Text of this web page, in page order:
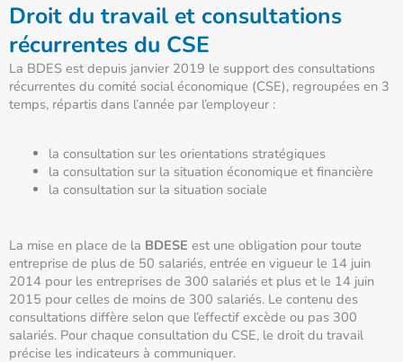
Droit du travail et consultations
récurrentes du CSE
La BDES est depuis janvier 2019 le support des consultations
récurrentes du comité social économique (CSE), regroupées en 3
temps, répartis dans l’année par l’employeur :
la consultation sur les orientations stratégiques
la consultation sur la situation économique et financière
la consultation sur la situation sociale
La mise en place de la BDESE est une obligation pour toute
entreprise de plus de 50 salariés, entrée en vigueur le 14 juin
2014 pour les entreprises de 300 salariés et plus et le 14 juin
2015 pour celles de moins de 300 salariés. Le contenu des
consultations diffère selon que l’effectif excède ou pas 300
salariés. Pour chaque consultation du CSE, le droit du travail
précise les indicateurs à communiquer.